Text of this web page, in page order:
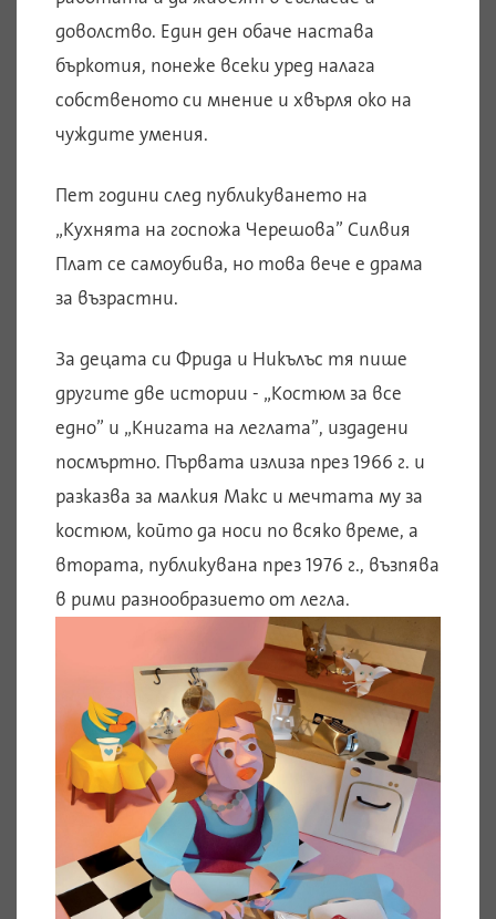
доволство. Един ден обаче настава
бъркотия, понеже всеки уред налага
собственото си мнение и хвърля око на
чуждите умения.
Пет години след публикуването на
„Кухнята на госпожа Черешова” Силвия
Плат се самоубива, но това вече е драма
за възрастни.
За децата си Фрида и Никълъс тя пише
другите две истории - „Костюм за все
едно” и „Книгата на леглата”, издадени
посмъртно. Първата излиза през 1966 г. и
разказва за малкия Макс и мечтата му за
костюм, който да носи по всяко време, а
втората, публикувана през 1976 г., възпява
в рими разнообразието от легла.